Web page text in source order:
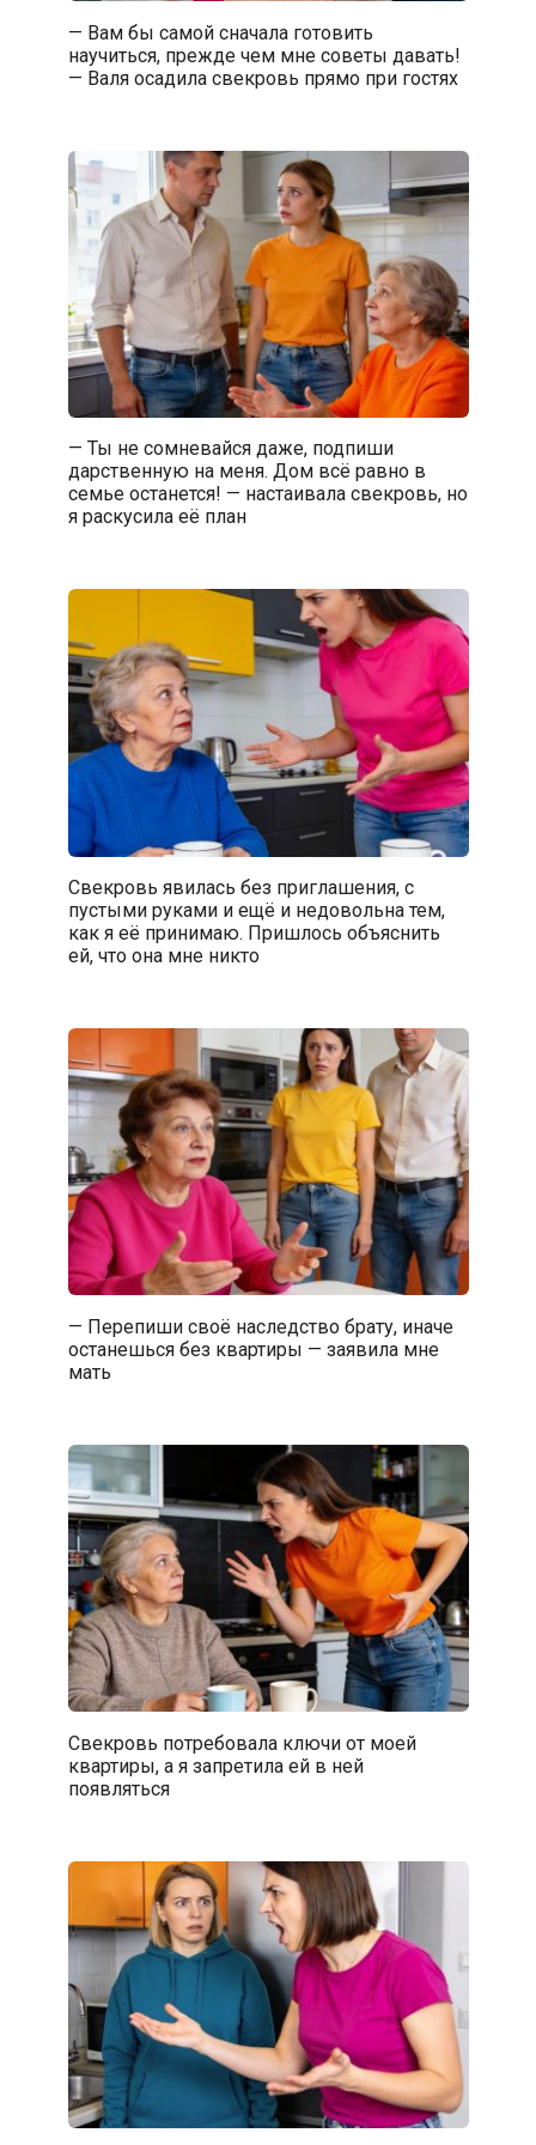
— Вам бы самой сначала готовить
научиться, прежде чем мне советы давать!
— Валя осадила свекровь прямо при гостях
— Ты не сомневайся даже, подпиши
дарственную на меня. Дом всё равно в
семье останется! — настаивала свекровь, но
я раскусила её план
Свекровь явилась без приглашения, с
пустыми руками и ещё и недовольна тем,
как я её принимаю. Пришлось объяснить
ей, что она мне никто
— Перепиши своё наследство брату, иначе
останешься без квартиры — заявила мне
мать
Свекровь потребовала ключи от моей
квартиры, а я запретила ей в ней
появляться